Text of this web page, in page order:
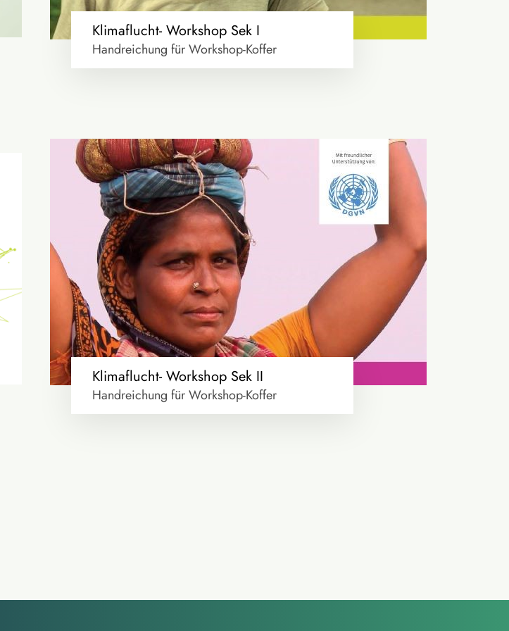
Klimaflucht- Workshop Sek I
Handreichung für Workshop-Koffer
Klimaflucht- Workshop Sek II
Handreichung für Workshop-Koffer